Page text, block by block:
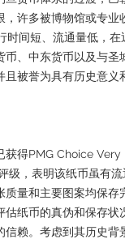
，许多被博物馆或专业
间短、流通量低，在
币、中东货币以及与圣
且被誉为具有历史意义
获得PMG Choice
级，表明该纸币虽有
量和主要图案均保存
纸币的真伪和保存状
信赖。考虑到其历史